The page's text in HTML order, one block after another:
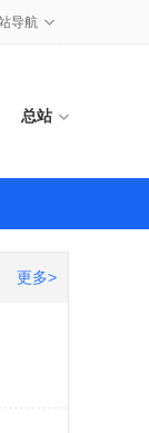
导航
总站
更多>